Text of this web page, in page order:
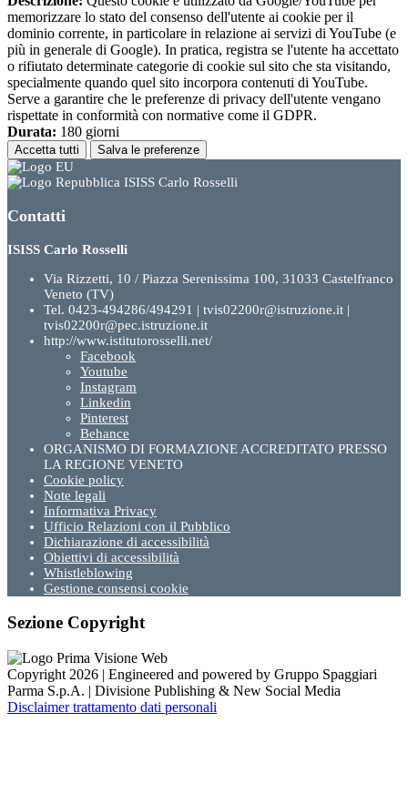
memorizzare lo stato del consenso dell'utente ai cookie per il
dominio corrente, in particolare in relazione ai servizi di YouTube (e
più in generale di Google). In pratica, registra se l'utente ha accettato
o rifiutato determinate categorie di cookie sul sito che sta visitando,
specialmente quando quel sito incorpora contenuti di YouTube.
Serve a garantire che le preferenze di privacy dell'utente vengano
rispettate in conformità con normative come il GDPR.
Durata: 180 giorni
Accetta tutti Salva le preferenze
ISISS Carlo Rosselli
Contatti
ISISS Carlo Rosselli
Via Rizzetti, 10 / Piazza Serenissima 100, 31033 Castelfranco
Veneto (TV)
Tel. 0423-494286/494291 | tvis02200r@istruzione.it |
tvis02200r@pec.istruzione.it
http://www.istitutorosselli.net/
Facebook
Youtube
Instagram
Linkedin
Pinterest
Behance
ORGANISMO DI FORMAZIONE ACCREDITATO PRESSO
LA REGIONE VENETO
Cookie policy
Note legali
Informativa Privacy
Ufficio Relazioni con il Pubblico
Dichiarazione di accessibilità
Obiettivi di accessibilità
Whistleblowing
Gestione consensi cookie
Sezione Copyright
Copyright 2026 | Engineered and powered by Gruppo Spaggiari
Parma S.p.A. | Divisione Publishing & New Social Media
Disclaimer trattamento dati personali